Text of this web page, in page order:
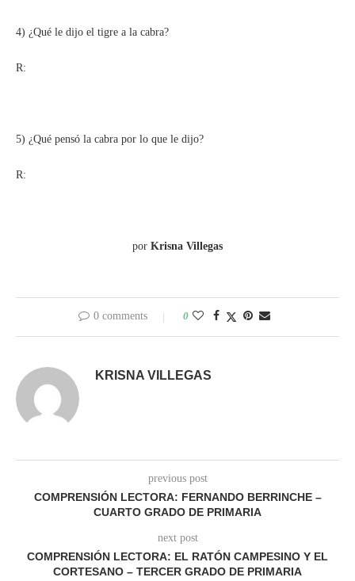
4) ¿Qué le dijo el tigre a la cabra?
R:
5) ¿Qué pensó la cabra por lo que le dijo?
R:
por Krisna Villegas
0 comments 0
KRISNA VILLEGAS
previous post
COMPRENSIÓN LECTORA: FERNANDO BERRINCHE –
CUARTO GRADO DE PRIMARIA
next post
COMPRENSIÓN LECTORA: EL RATÓN CAMPESINO Y EL
CORTESANO – TERCER GRADO DE PRIMARIA